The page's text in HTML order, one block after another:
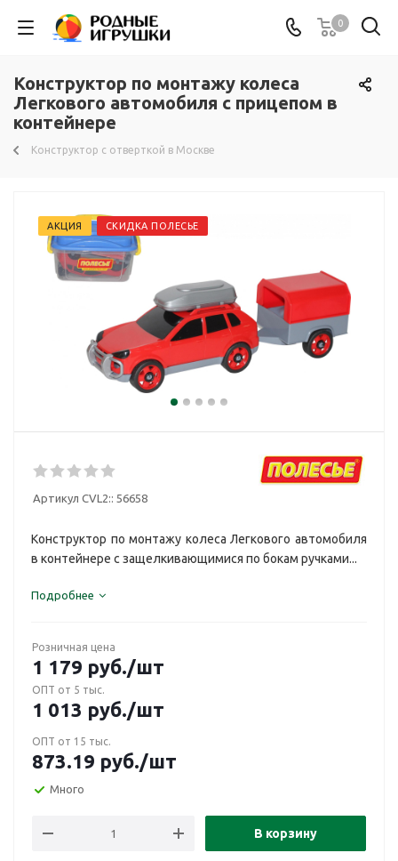
0
Конструктор по монтажу колеса
Легкового автомобиля с прицепом в
контейнере
Конструктор с отверткой в Москве
АКЦИЯ СКИДКА ПОЛЕСЬЕ
Артикул CVL2:: 56658
Конструктор по монтажу колеса Легкового автомобиля
в контейнере с защелкивающимися по бокам ручками...
Подробнее
Розничная цена
1 179 руб./шт
ОПТ от 5 тыс.
1 013 руб./шт
ОПТ от 15 тыс.
873.19 руб./шт
Много
В корзину